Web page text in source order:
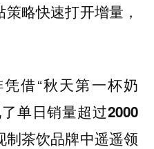
略快速打开增量，
借“秋天第一杯奶
单日销量超过2000
制茶饮品牌中遥遥领